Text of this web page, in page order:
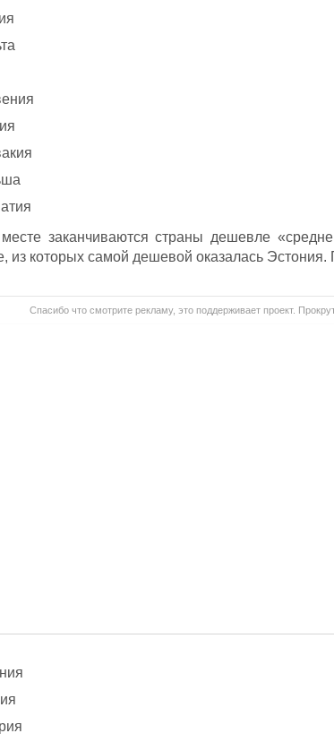
заканчиваются страны дешевле
из которых самой дешевой оказалась Эстония.
Спасибо что смотрите рекламу, это поддерживает проект.